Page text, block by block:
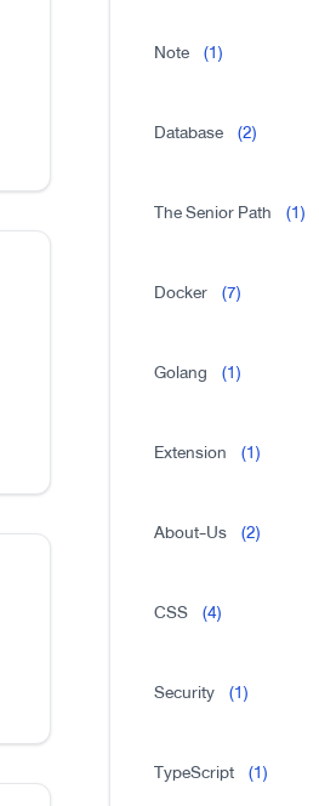
Note (1)
Database (2)
The Senior Path (1)
Docker (7)
Golang (1)
Extension (1)
About-Us (2)
CSS (4)
Security (1)
TypeScript (1)